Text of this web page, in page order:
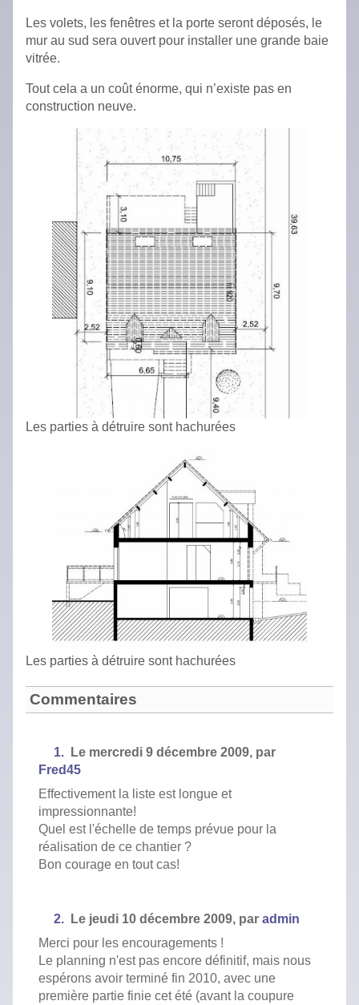
Les volets, les fenêtres et la porte seront déposés, le
mur au sud sera ouvert pour installer une grande baie
vitrée.
Tout cela a un coût énorme, qui n’existe pas en
construction neuve.
Les parties à détruire sont hachurées
Les parties à détruire sont hachurées
Commentaires
1. Le mercredi 9 décembre 2009, par
Fred45
Effectivement la liste est longue et
impressionnante!
Quel est l'échelle de temps prévue pour la
réalisation de ce chantier ?
Bon courage en tout cas!
2. Le jeudi 10 décembre 2009, par admin
Merci pour les encouragements !
Le planning n'est pas encore définitif, mais nous
espérons avoir terminé fin 2010, avec une
première partie finie cet été (avant la coupure